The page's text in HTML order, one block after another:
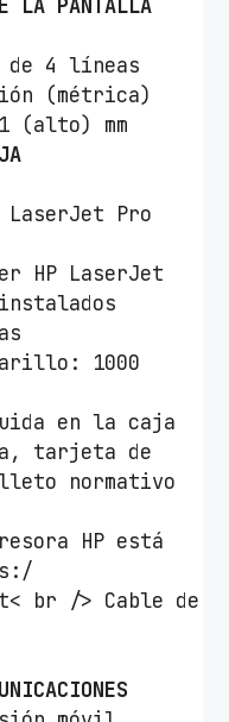
LA PANTALLA
de 4 líneas
(métrica)
(alto) mm
LaserJet Pro
HP LaserJet
1000
en la caja
tarjeta de
normativo
HP está
br /> Cable de